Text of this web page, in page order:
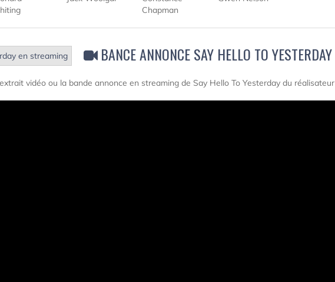
Chapman
BANCE ANNONCE SAY HELLO TO YESTERDAY
vidéo ou la bande annonce en streaming de Say Hello To Yesterday du réalisateur